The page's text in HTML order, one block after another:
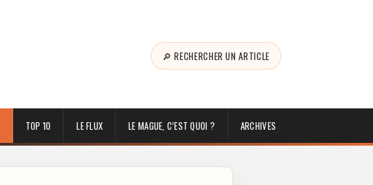
🔎 RECHERCHER UN ARTICLE
TOP 10 LE FLUX LE MAGUE, C’EST QUOI ? ARCHIVES